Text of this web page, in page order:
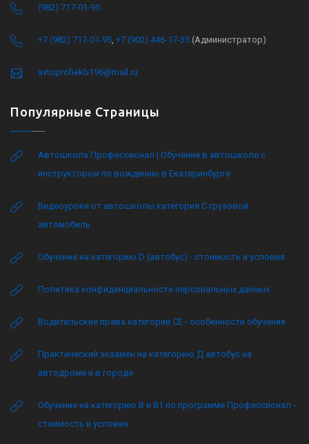
(982) 717-01-95
+7 (982) 717-01-95, +7 (902) 446-17-35 (Администратор)
avtoprofiekb196@mail.ru
Популярные Страницы
Автошкола Профессионал | Обучение в автошколе с
инструктором по вождению в Екатеринбурге
Видеоуроки от автошколы категория C грузовой
автомобиль
Обучение на категорию D (автобус) - стоимость и условия
Политика конфиденциальности персональных данных
Водительские права категории CE - особенности обучения
Практический экзамен на категорию Д автобус на
автодроме и в городе
Обучение на категорию B и B1 по программе Профессионал -
стоимость и условия